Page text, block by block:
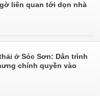
liên quan tới dọn nhà
ở Sóc Sơn: Dân trình
chính quyền vào